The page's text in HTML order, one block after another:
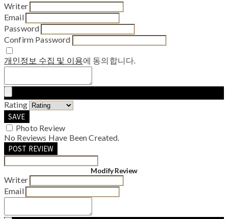
Writer
Email
Password
Confirm Password
개인정보 수집 및 이용에 동의합니다.
Rating
SAVE
Photo Review
No Reviews Have Been Created.
POST REVIEW
Modify Review
Writer
Email